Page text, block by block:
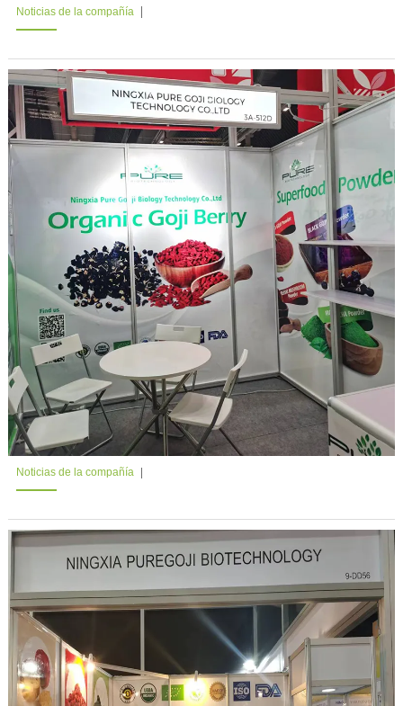
Noticias de la compañía
Noticias de la compañía